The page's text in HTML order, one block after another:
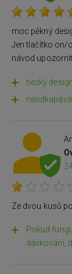
moc pěkný
Jen tlačítko on/
návod upozornit.
hezký
neodkapává
Ze dvou kusů
Pokud
dávkování,